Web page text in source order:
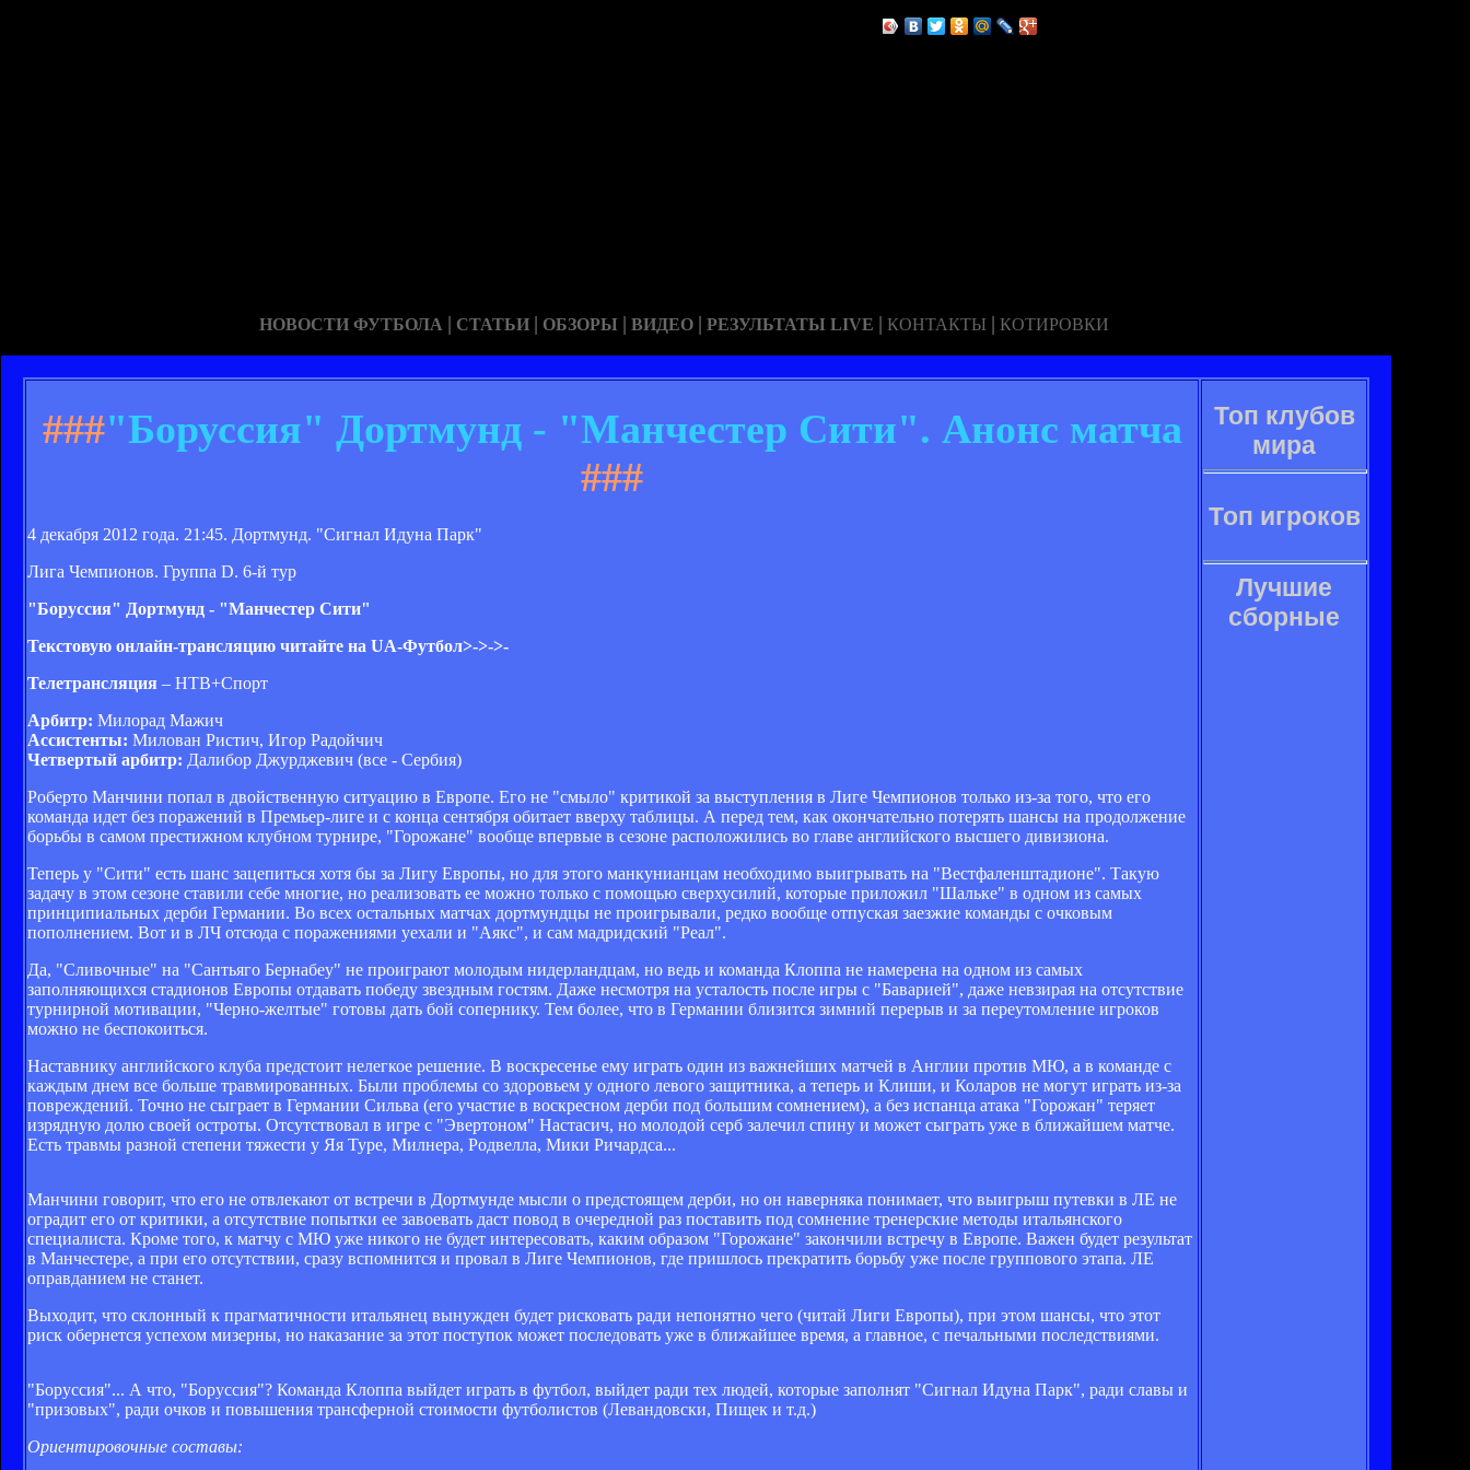
НОВОСТИ ФУТБОЛА | СТАТЬИ | ОБЗОРЫ | ВИДЕО | РЕЗУЛЬТАТЫ LIVE | КОНТАКТЫ | КОТИРОВКИ
###"Боруссия" Дортмунд - "Манчестер Сити". Анонс матча
###
4 декабря 2012 года. 21:45. Дортмунд. "Сигнал Идуна Парк"
Лига Чемпионов. Группа D. 6-й тур
"Боруссия" Дортмунд - "Манчестер Сити"
Текстовую онлайн-трансляцию читайте на UA-Футбол>->->-
Телетрансляция – НТВ+Спорт
Арбитр: Милорад Мажич
Ассистенты: Милован Ристич, Игор Радойчич
Четвертый арбитр: Далибор Джурджевич (все - Сербия)
Роберто Манчини попал в двойственную ситуацию в Европе. Его не "смыло" критикой за выступления в Лиге Чемпионов только из-за того, что его
команда идет без поражений в Премьер-лиге и с конца сентября обитает вверху таблицы. А перед тем, как окончательно потерять шансы на продолжение
борьбы в самом престижном клубном турнире, "Горожане" вообще впервые в сезоне расположились во главе английского высшего дивизиона.
Теперь у "Сити" есть шанс зацепиться хотя бы за Лигу Европы, но для этого манкунианцам необходимо выигрывать на "Вестфаленштадионе". Такую
задачу в этом сезоне ставили себе многие, но реализовать ее можно только с помощью сверхусилий, которые приложил "Шальке" в одном из самых
принципиальных дерби Германии. Во всех остальных матчах дортмундцы не проигрывали, редко вообще отпуская заезжие команды с очковым
пополнением. Вот и в ЛЧ отсюда с поражениями уехали и "Аякс", и сам мадридский "Реал".
Да, "Сливочные" на "Сантьяго Бернабеу" не проиграют молодым нидерландцам, но ведь и команда Клоппа не намерена на одном из самых
заполняющихся стадионов Европы отдавать победу звездным гостям. Даже несмотря на усталость после игры с "Баварией", даже невзирая на отсутствие
турнирной мотивации, "Черно-желтые" готовы дать бой сопернику. Тем более, что в Германии близится зимний перерыв и за переутомление игроков
можно не беспокоиться.
Наставнику английского клуба предстоит нелегкое решение. В воскресенье ему играть один из важнейших матчей в Англии против МЮ, а в команде с
каждым днем все больше травмированных. Были проблемы со здоровьем у одного левого защитника, а теперь и Клиши, и Коларов не могут играть из-за
повреждений. Точно не сыграет в Германии Сильва (его участие в воскресном дерби под большим сомнением), а без испанца атака "Горожан" теряет
изрядную долю своей остроты. Отсутствовал в игре с "Эвертоном" Настасич, но молодой серб залечил спину и может сыграть уже в ближайшем матче.
Есть травмы разной степени тяжести у Яя Туре, Милнера, Родвелла, Мики Ричардса...
Манчини говорит, что его не отвлекают от встречи в Дортмунде мысли о предстоящем дерби, но он наверняка понимает, что выигрыш путевки в ЛЕ не
оградит его от критики, а отсутствие попытки ее завоевать даст повод в очередной раз поставить под сомнение тренерские методы итальянского
специалиста. Кроме того, к матчу с МЮ уже никого не будет интересовать, каким образом "Горожане" закончили встречу в Европе. Важен будет результат
в Манчестере, а при его отсутствии, сразу вспомнится и провал в Лиге Чемпионов, где пришлось прекратить борьбу уже после группового этапа. ЛЕ
оправданием не станет.
Выходит, что склонный к прагматичности итальянец вынужден будет рисковать ради непонятно чего (читай Лиги Европы), при этом шансы, что этот
риск обернется успехом мизерны, но наказание за этот поступок может последовать уже в ближайшее время, а главное, с печальными последствиями.
"Боруссия"... А что, "Боруссия"? Команда Клоппа выйдет играть в футбол, выйдет ради тех людей, которые заполнят "Сигнал Идуна Парк", ради славы и
"призовых", ради очков и повышения трансферной стоимости футболистов (Левандовски, Пищек и т.д.)
Ориентировочные составы:
Топ клубов
мира
Топ игроков
Лучшие
сборные